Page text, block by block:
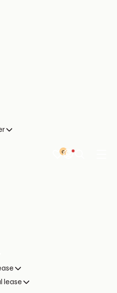
lease
0